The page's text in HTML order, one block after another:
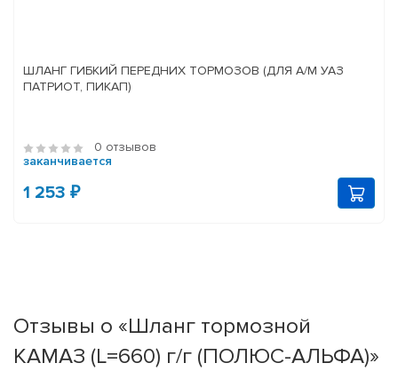
ШЛАНГ ГИБКИЙ ПЕРЕДНИХ ТОРМОЗОВ (ДЛЯ А/М УАЗ
ПАТРИОТ, ПИКАП)
0 отзывов
заканчивается
1 253 ₽
Отзывы о «Шланг тормозной
КАМАЗ (L=660) г/г (ПОЛЮС-АЛЬФА)»